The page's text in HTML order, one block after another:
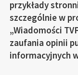
przykłady
szczególnie w
„Wiadomości
zaufania opinii
informacyjnych